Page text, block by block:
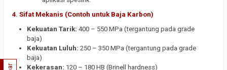
4. Sifat Mekanis (Contoh untuk Baja Karbon)
Kekuatan Tarik: 400 – 550 MPa (tergantung pada grade
baja)
Kekuatan Luluh: 250 – 350 MPa (tergantung pada grade
baja)
Kekerasan: 120 – 180 HB (Brinell hardness)